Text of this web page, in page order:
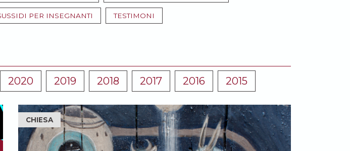
PER INSEGNANTI TESTIMONI
2020 2019 2018 2017 2016 2015
CHIESA